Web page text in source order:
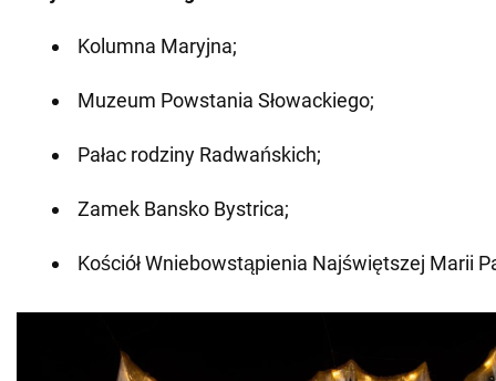
Kolumna Maryjna;
Muzeum Powstania Słowackiego;
Pałac rodziny Radwańskich;
Zamek Bansko Bystrica;
Kościół Wniebowstąpienia Najświętszej Marii